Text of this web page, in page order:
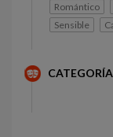
Romántico
Sensible